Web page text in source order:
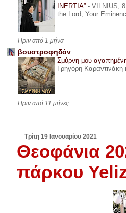
INERTIA” - VILNIUS,
the Lord, Your
Πριν από 1 μήνα
βουστροφηδόν
Σμύρνη μου
Γρηγόρη Καραντινάκη
Πριν από 11 μήνες
Τρίτη 19 Ιανουαρίου 2021
Θεοφάνια
πάρκου